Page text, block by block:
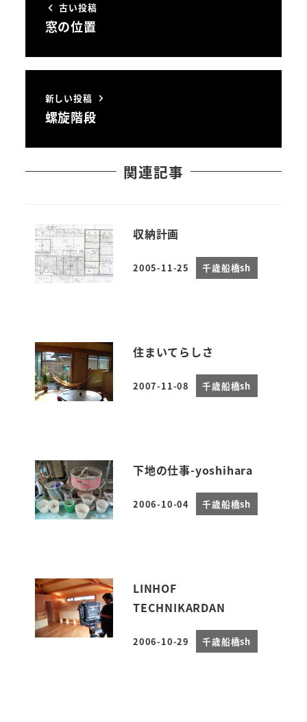
古い投稿
窓の位置
新しい投稿
螺旋階段
関連記事
収納計画
投稿日
2005-11-25 千歳船橋sh
住まいてらしさ
投稿日
2007-11-08 千歳船橋sh
下地の仕事-yoshihara
投稿日
2006-10-04 千歳船橋sh
LINHOF
TECHNIKARDAN
投稿日
2006-10-29 千歳船橋sh